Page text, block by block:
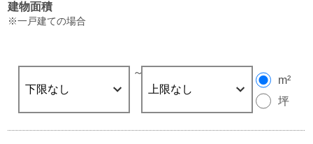
建物面積
※一戸建ての場合
～
m²
坪